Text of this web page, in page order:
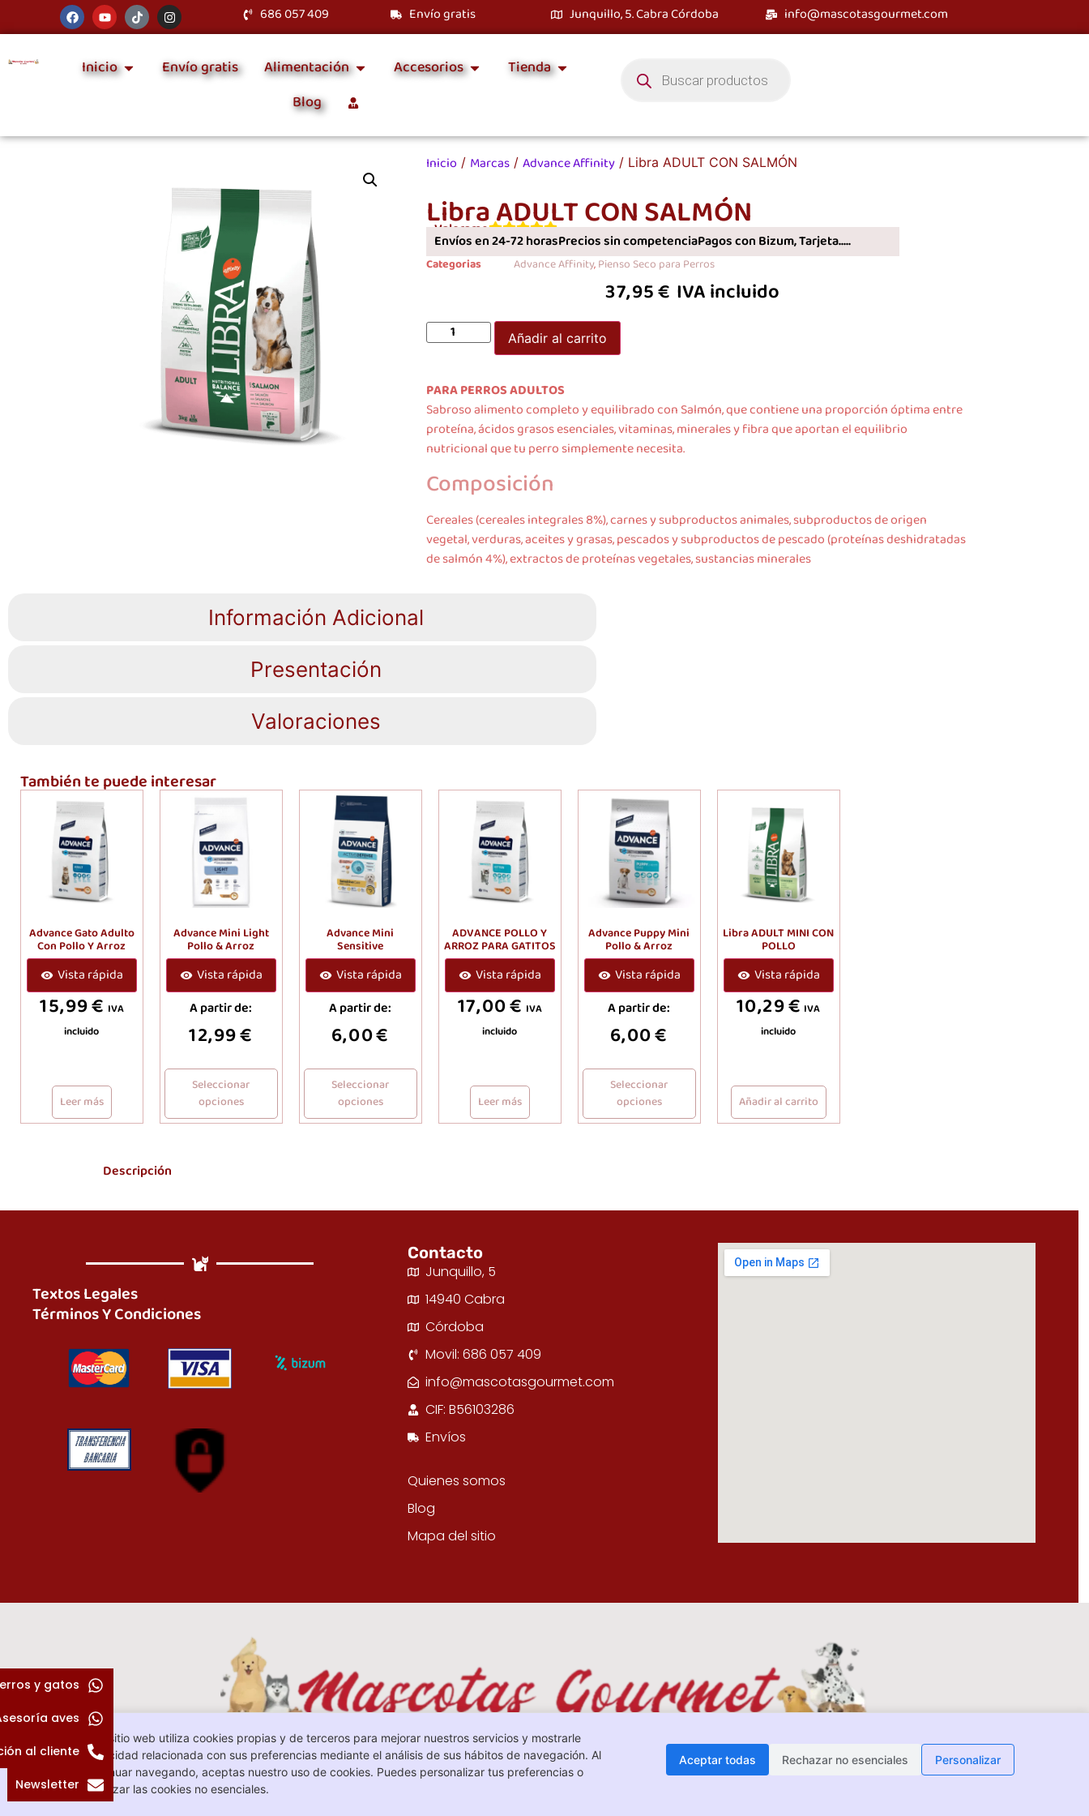
686 057 409 Envío gratis Junquillo, 5. Cabra Córdoba info@mascotasgourmet.com
Inicio Envío gratis Alimentación Accesorios
Tienda
Blog
Inicio / Marcas / Advance Affinity / Libra ADULT CON SALMÓN
Libra ADULT CON SALMÓN
Valorame
Envíos en 24-72 horasPrecios sin competenciaPagos con Bizum, Tarjeta.....
Categorias Advance Affinity,Pienso Seco para Perros
37,95€ IVA incluido
Añadir al carrito
PARA PERROS ADULTOS
Sabroso alimento completo y equilibrado con Salmón, que contiene una proporción óptima entre
proteína, ácidos grasos esenciales, vitaminas, minerales y fibra que aportan el equilibrio
nutricional que tu perro simplemente necesita.
Composición
Cereales (cereales integrales 8%), carnes y subproductos animales, subproductos de origen
vegetal, verduras, aceites y grasas, pescados y subproductos de pescado (proteínas deshidratadas
de salmón 4%), extractos de proteínas vegetales, sustancias minerales
Información Adicional
Presentación
Valoraciones
También te puede interesar
Advance Gato Adulto
Con Pollo Y Arroz
Vista rápida
15,99€ IVA
incluido
Leer más
Advance Mini Light
Pollo & Arroz
Vista rápida
A partir de:
12,99€
Seleccionar
opciones
Advance Mini
Sensitive
Vista rápida
A partir de:
6,00€
Seleccionar
opciones
ADVANCE POLLO Y
ARROZ PARA GATITOS
Vista rápida
17,00€ IVA
incluido
Leer más
Advance Puppy Mini
Pollo & Arroz
Vista rápida
A partir de:
6,00€
Seleccionar
opciones
Libra ADULT MINI CON
POLLO
Vista rápida
10,29€ IVA
incluido
Añadir al carrito
Descripción
Este sitio web utiliza cookies propias y de terceros para mejorar nuestros servicios y mostrarle
publicidad relacionada con sus preferencias mediante el análisis de sus hábitos de navegación. Al
continuar navegando, aceptas nuestro uso de cookies. Puedes personalizar tus preferencias o
rechazar las cookies no esenciales.
Aceptar todas Rechazar no esenciales Personalizar
Textos Legales
Términos Y Condiciones
Contacto
Junquillo, 5
14940 Cabra
Córdoba
Movil: 686 057 409
info@mascotasgourmet.com
CIF: B56103286
Envíos
Quienes somos
Blog
Mapa del sitio
© Todos los derechos reservados. 2024
y gatos
aves
al cliente
Newsletter